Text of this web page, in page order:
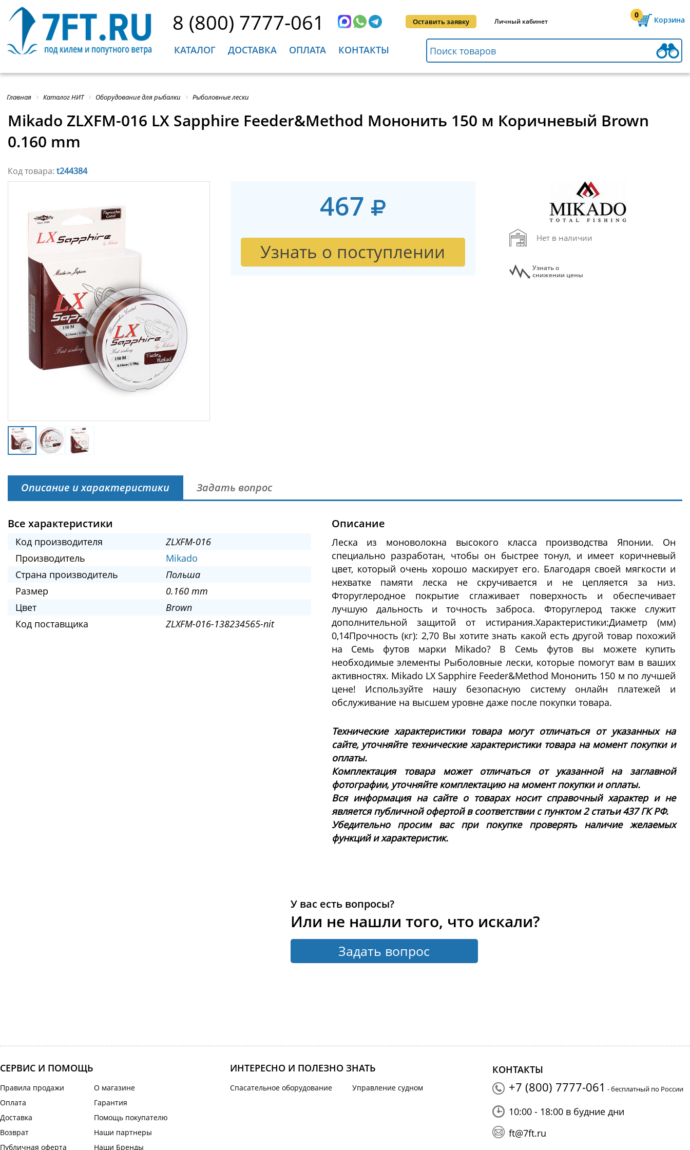
8 (800) 7777-061 Оставить заявку Личный кабинет
0
Корзина
КАТАЛОГ ДОСТАВКА ОПЛАТА КОНТАКТЫ
Главная Каталог НИТ Оборудование для рыбалки Рыболовные лески
Mikado ZLXFM-016 LX Sapphire Feeder&Method Мононить 150 м Коричневый Brown
0.160 mm
Код товара: t244384
467
Узнать о поступлении
Нет в наличии
Узнать о
снижении цены
Описание и характеристики Задать вопрос
Все характеристики
Код производителя
ZLXFM-016
Производитель
Mikado
Страна производитель
Польша
Размер
0.160 mm
Цвет
Brown
Код поставщика
ZLXFM-016-138234565-nit
Описание
Леска из моноволокна высокого класса производства Японии. Он
специально разработан, чтобы он быстрее тонул, и имеет коричневый
цвет, который очень хорошо маскирует его. Благодаря своей мягкости и
нехватке памяти леска не скручивается и не цепляется за низ.
Фторуглеродное покрытие сглаживает поверхность и обеспечивает
лучшую дальность и точность заброса. Фторуглерод также служит
дополнительной защитой от истирания.Характеристики:Диаметр (мм)
0,14Прочность (кг): 2,70 Вы хотите знать какой есть другой товар похожий
на Семь футов марки Mikado? В Семь футов вы можете купить
необходимые элементы Рыболовные лески, которые помогут вам в ваших
активностях. Mikado LX Sapphire Feeder&Method Мононить 150 м по лучшей
цене! Используйте нашу безопасную систему онлайн платежей и
обслуживание на высшем уровне даже после покупки товара.
Технические характеристики товара могут отличаться от указанных на
сайте, уточняйте технические характеристики товара на момент покупки и
оплаты.
Комплектация товара может отличаться от указанной на заглавной
фотографии, уточняйте комплектацию на момент покупки и оплаты.
Вся информация на сайте о товарах носит справочный характер и не
является публичной офертой в соответствии с пунктом 2 статьи 437 ГК РФ.
Убедительно просим вас при покупке проверять наличие желаемых
функций и характеристик.
У вас есть вопросы?
Или не нашли того, что искали?
Задать вопрос
СЕРВИС И ПОМОЩЬ
Правила продажи
Оплата
Доставка
Возврат
Публичная оферта
О магазине
Гарантия
Помощь покупателю
Наши партнеры
Наши Бренды
ИНТЕРЕСНО И ПОЛЕЗНО ЗНАТЬ
Спасательное оборудование Управление судном
КОНТАКТЫ
+7 (800) 7777-061 - бесплатный по России
10:00 - 18:00 в будние дни
ft@7ft.ru